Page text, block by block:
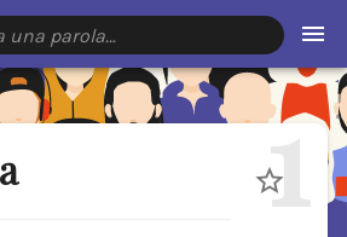
una parola…
1